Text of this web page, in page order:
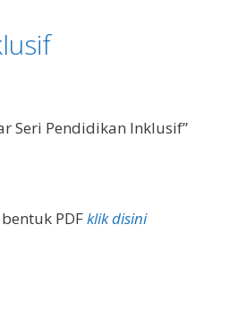
Seri Pendidikan Inklusif”
PDFklik disini